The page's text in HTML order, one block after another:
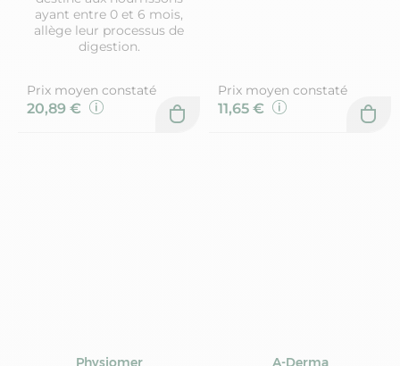
ayant entre 0 et 6 mois,
allège leur processus de
digestion.
Prix moyen constaté
20,89 €
Prix moyen constaté
11,65 €
Physiomer
A-Derma